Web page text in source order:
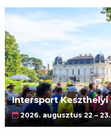
Intersport
2026. augusztus 22 – 23.